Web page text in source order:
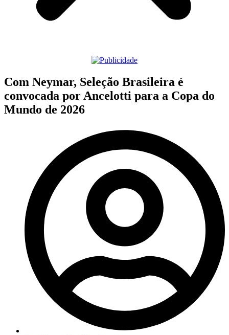
Com Neymar, Seleção Brasileira é
convocada por Ancelotti para a Copa do
Mundo de 2026